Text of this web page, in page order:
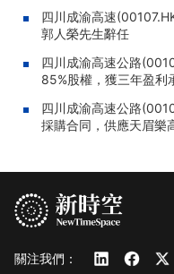
四川成渝高速
郭人榮先生辭任
四川成渝高速公路
85%股權，獲三年盈利
四川成渝高速公路
採購合同，供應天眉樂
關注我們：